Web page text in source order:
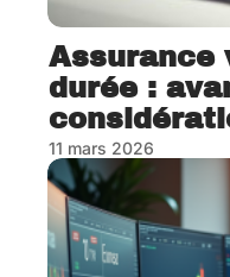
Assurance
durée :
11 mars 2026